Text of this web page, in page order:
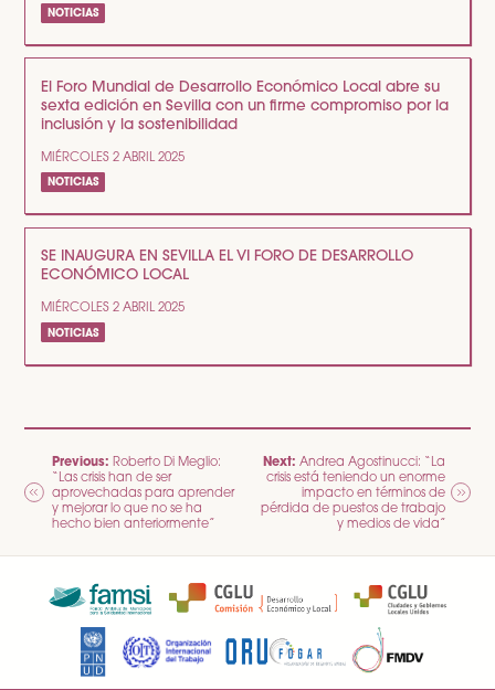
NOTICIAS
El Foro Mundial de Desarrollo Económico Local abre su
sexta edición en Sevilla con un firme compromiso por la
inclusión y la sostenibilidad
MIÉRCOLES 2 ABRIL 2025
NOTICIAS
SE INAUGURA EN SEVILLA EL VI FORO DE DESARROLLO
ECONÓMICO LOCAL
MIÉRCOLES 2 ABRIL 2025
NOTICIAS
NAVEGACIÓN
DE
ENTRADAS
Previous: Roberto Di Meglio:
“Las crisis han de ser
aprovechadas para aprender
y mejorar lo que no se ha
hecho bien anteriormente”
Next: Andrea Agostinucci: “La
crisis está teniendo un enorme
impacto en términos de
pérdida de puestos de trabajo
y medios de vida”